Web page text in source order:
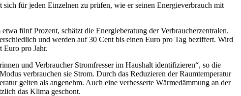
für jeden Einzelnen zu prüfen, wie er seinen Energieverbrauch mit
fünf Prozent, schätzt die Energieberatung der Verbraucherzentralen.
und werden auf 30 Cent bis einen Euro pro Tag beziffert. Wird
Euro pro Jahr.
und Verbraucher Stromfresser im Haushalt identifizieren“, so die
verbrauchen sie Strom. Durch das Reduzieren der Raumtemperatur
gelten als angenehm. Auch eine verbesserte Wärmedämmung an der
das Klima geschont.